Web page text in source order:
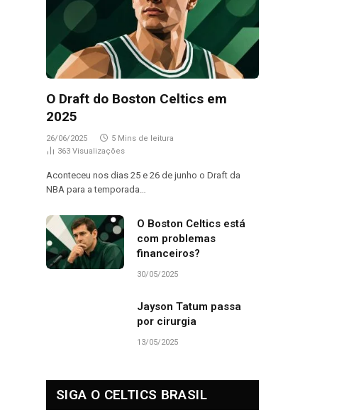
O Draft do Boston Celtics em
2025
26/06/2025
5 Mins de leitura
363 Visualizações
Aconteceu nos dias 25 e 26 de junho o Draft da
NBA para a temporada…
O Boston Celtics está
com problemas
financeiros?
30/05/2025
Jayson Tatum passa
por cirurgia
13/05/2025
SIGA O CELTICS BRASIL